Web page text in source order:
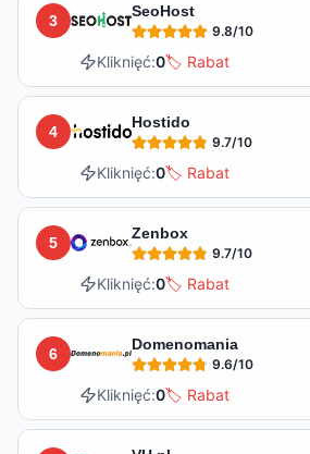
3
SeoHost
9.8/10
Kliknięć:0🏷️ Rabat
4
Hostido
9.7/10
Kliknięć:0🏷️ Rabat
5
Zenbox
9.7/10
Kliknięć:0🏷️ Rabat
6
Domenomania
9.6/10
Kliknięć:0🏷️ Rabat